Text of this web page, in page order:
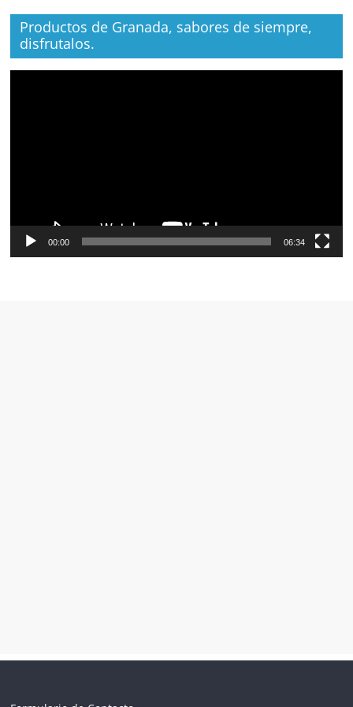
Productos de Granada, sabores de siempre,
disfrutalos.
00:00 06:34